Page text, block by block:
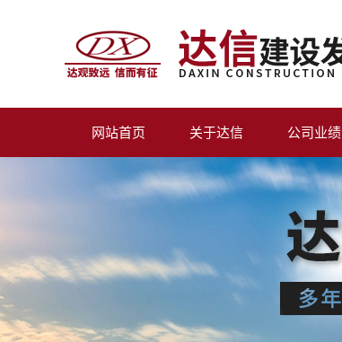
网站首页 关于达信 公司业绩